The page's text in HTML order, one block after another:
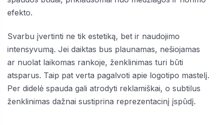
efekto.
Svarbu įvertinti ne tik estetiką, bet ir naudojimo
intensyvumą. Jei daiktas bus plaunamas, nešiojamas
ar nuolat laikomas rankoje, ženklinimas turi būti
atsparus. Taip pat verta pagalvoti apie logotipo mastelį.
Per didelė spauda gali atrodyti reklamiškai, o subtilus
ženklinimas dažnai sustiprina reprezentacinį įspūdį.